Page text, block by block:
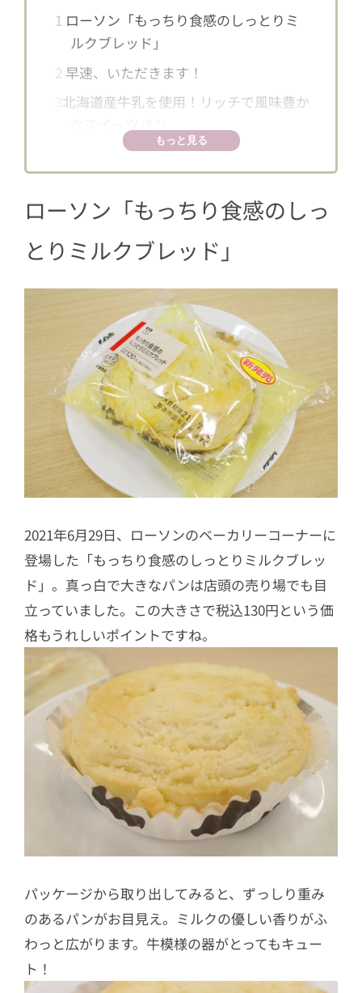
1 ローソン「もっちり食感のしっとりミ
ルクブレッド」
2 早速、いただきます！
北海道産牛乳を使用！リッチで風味豊か
もっと見る
ローソン「もっちり食感のしっ
とりミルクブレッド 」
2021年6月29日、ローソンのベーカリーコーナーに
登場した「もっちり食感のしっとりミルクブレッ
ド」。真っ白で大きなパンは店頭の売り場でも目
立っていました。この大きさで税込130円という価
格もうれしいポイントですね。
パッケージから取り出してみると、ずっしり重み
のあるパンがお目見え。ミルクの優しい香りがふ
わっと広がります。牛模様の器がとってもキュー
ト！